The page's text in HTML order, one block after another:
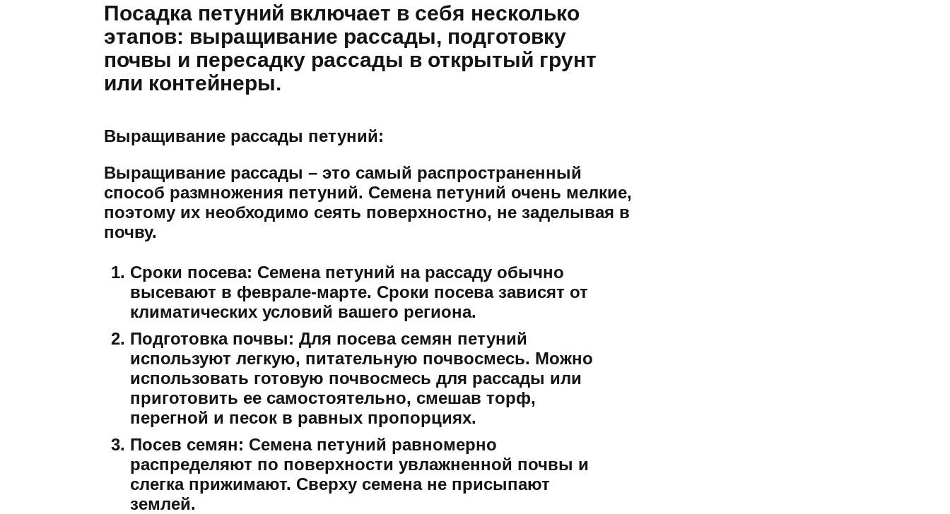
Посадка петуний включает в себя несколько
этапов: выращивание рассады, подготовку
почвы и пересадку рассады в открытый грунт
или контейнеры.
Выращивание рассады петуний:
Выращивание рассады – это самый распространенный
способ размножения петуний. Семена петуний очень мелкие,
поэтому их необходимо сеять поверхностно, не заделывая в
почву.
Сроки посева: Семена петуний на рассаду обычно
высевают в феврале-марте. Сроки посева зависят от
климатических условий вашего региона.
Подготовка почвы: Для посева семян петуний
используют легкую, питательную почвосмесь. Можно
использовать готовую почвосмесь для рассады или
приготовить ее самостоятельно, смешав торф,
перегной и песок в равных пропорциях.
Посев семян: Семена петуний равномерно
распределяют по поверхности увлажненной почвы и
слегка прижимают. Сверху семена не присыпают
землей.